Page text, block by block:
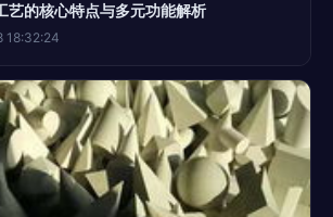
艺的核心特点与多元功能解析
18:32:24